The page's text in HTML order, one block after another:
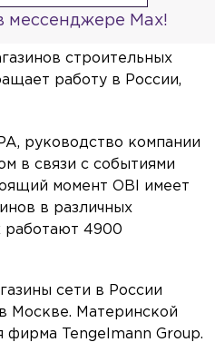
мессенджере Max!
строительных
работу в России,
руководство компании
в связи с событиями
момент OBI имеет
в различных
работают 4900
сети в России
Москве. Материнской
фирма Tengelmann Group.